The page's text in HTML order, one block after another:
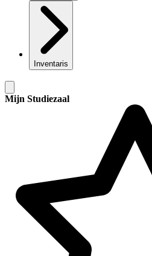
Inventaris
Mijn Studiezaal